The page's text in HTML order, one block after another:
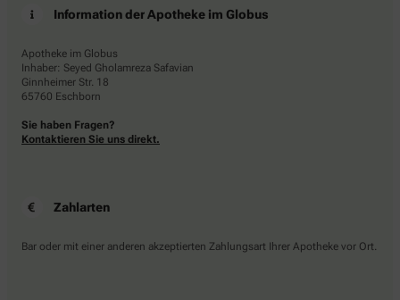
Information der Apotheke im Globus
Apotheke im Globus
Inhaber: Seyed Gholamreza Safavian
Ginnheimer Str. 18
65760 Eschborn
Sie haben Fragen?
Kontaktieren Sie uns direkt.
Zahlarten
Bar oder mit einer anderen akzeptierten Zahlungsart Ihrer Apotheke vor Ort.